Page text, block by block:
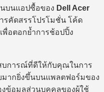
บนแอปซื้อของ Dell Acer
รคัดสรรโปรโมชั่น โค้ด
พื่อตอกย้ำการช้อปปิ้ง
บการณ์ที่ดีให้กับคุณในการ
ากยิ่งขึ้นบนแพลตฟอร์มของ
งข้อมูลส่วนบุคคลของผู้ใช้